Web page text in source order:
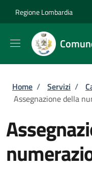
Regione Lombardia
Briciole di
Home / Servizi /
Assegnazione della